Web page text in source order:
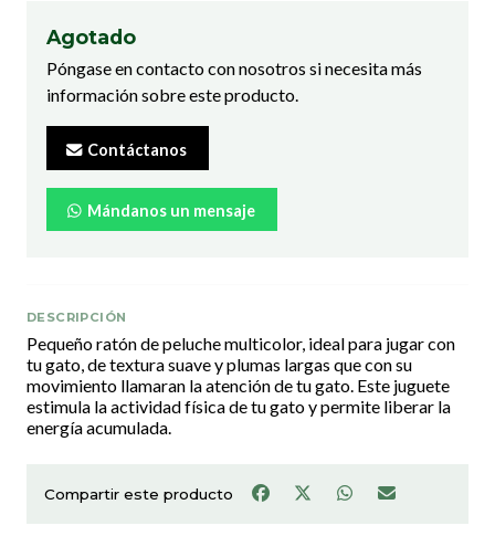
Agotado
Póngase en contacto con nosotros si necesita más
información sobre este producto.
Contáctanos
Mándanos un mensaje
DESCRIPCIÓN
Pequeño ratón de peluche multicolor, ideal para jugar con
tu gato, de textura suave y plumas largas que con su
movimiento llamaran la atención de tu gato. Este juguete
estimula la actividad física de tu gato y permite liberar la
energía acumulada.
Compartir este producto